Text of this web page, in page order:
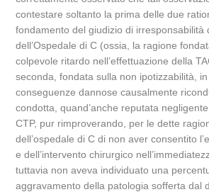
contestare soltanto la prima delle due
fondamento del giudizio di irresponsabilità
dell’Ospedale di C (ossia, la ragione
colpevole ritardo nell’effettuazione della
seconda, fondata sulla non ipotizzabilità,
conseguenze dannose causalmente
condotta, quand’anche reputata
CTP, pur rimproverando, per le dette
dell’ospedale di C di non aver consentito
e dell’intervento chirurgico
tuttavia non aveva individuato una
aggravamento della patologia sofferta dal